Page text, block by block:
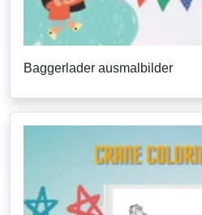
Baggerlader ausmalbilder